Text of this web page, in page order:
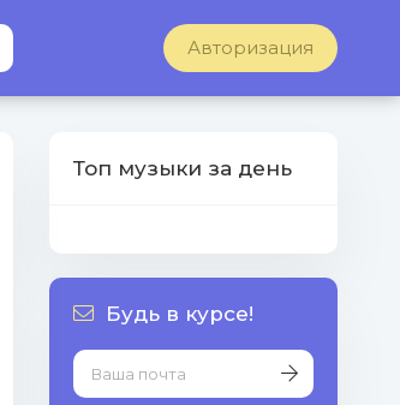
Авторизация
Топ музыки за день
Будь в курсе!